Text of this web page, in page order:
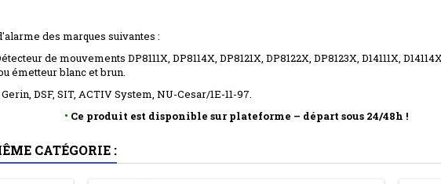
des marques suivantes :
de mouvements DP8111X, DP8114X, DP8121X, DP8122X, DP8123X, D14111X,
émetteur blanc et brun.
DSF, SIT, ACTIV System, NU-Cesar/1E-11-97.
• Ce produit est disponible sur plateforme – départ sous 24/48h !
CATÉGORIE :